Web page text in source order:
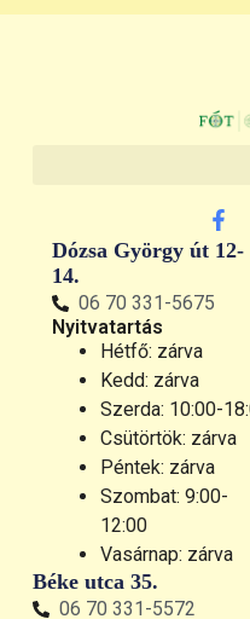
Béke utca 35.
06 70 331-5572
Dózsa György út 12-
14.
06 70 331-5675
Nyitvatartás
Hétfő: zárva
Kedd: zárva
Szerda: 10:00-
Csütörtök: zárva
Péntek: zárva
Szombat: 9:00-
12:00
Vasárnap: zárva